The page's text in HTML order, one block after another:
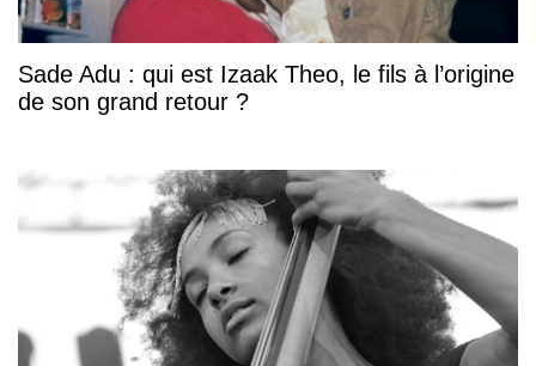
Sade Adu : qui est Izaak Theo, le fils à l’origine
de son grand retour ?